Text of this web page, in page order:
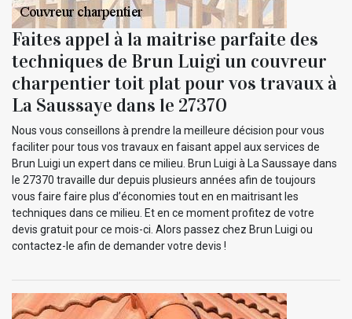
Faites appel à la maitrise parfaite des
techniques de Brun Luigi un couvreur
charpentier toit plat pour vos travaux à
La Saussaye dans le 27370
Nous vous conseillons à prendre la meilleure décision pour vous
faciliter pour tous vos travaux en faisant appel aux services de
Brun Luigi un expert dans ce milieu. Brun Luigi à La Saussaye dans
le 27370 travaille dur depuis plusieurs années afin de toujours
vous faire faire plus d’économies tout en en maitrisant les
techniques dans ce milieu. Et en ce moment profitez de votre
devis gratuit pour ce mois-ci. Alors passez chez Brun Luigi ou
contactez-le afin de demander votre devis !